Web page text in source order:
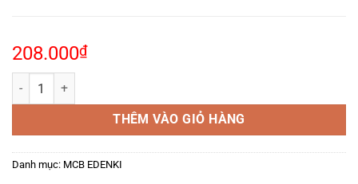
208.000₫
Cầu dao tự động – Aptomat 50A, 2 pha EDM106250 số lượng
THÊM VÀO GIỎ HÀNG
Danh mục: MCB EDENKI